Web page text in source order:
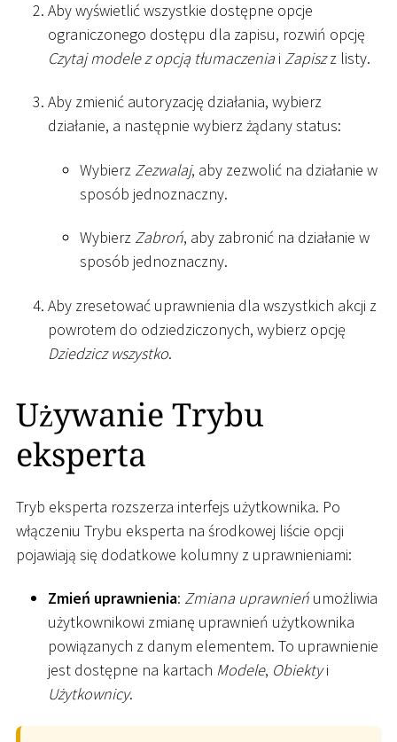
Aby wyświetlić wszystkie dostępne opcje
ograniczonego dostępu dla zapisu, rozwiń opcję
Czytaj modele z opcją tłumaczenia i Zapiszz listy.
Aby zmienić autoryzację działania, wybierz
działanie, a następnie wybierz żądany status:
Wybierz Zezwalaj, aby zezwolić na działanie w
sposób jednoznaczny.
Wybierz Zabroń, aby zabronić na działanie w
sposób jednoznaczny.
Aby zresetować uprawnienia dla wszystkich akcji z
powrotem do odziedziczonych, wybierz opcję
Dziedzicz wszystko.
Używanie Trybu
eksperta
Tryb eksperta rozszerza interfejs użytkownika. Po
włączeniu Trybu eksperta na środkowej liście opcji
pojawiają się dodatkowe kolumny z uprawnieniami:
Zmień uprawnienia: Zmiana uprawnieńumożliwia
użytkownikowi zmianę uprawnień użytkownika
powiązanych z danym elementem. To uprawnienie
jest dostępne na kartach Modele, Obiektyi
Użytkownicy.